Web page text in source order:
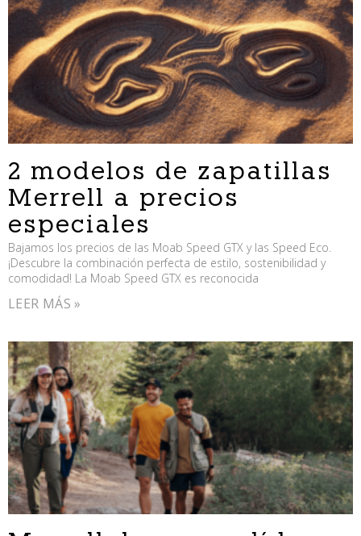
2 modelos de zapatillas
Merrell a precios
especiales
Bajamos los precios de las Moab Speed GTX y las Speed Eco.
¡Descubre la combinación perfecta de estilo, sostenibilidad y
comodidad! La Moab Speed GTX es reconocida
LEER MÁS »